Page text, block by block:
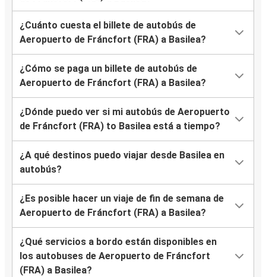
¿Cuánto cuesta el billete de autobús de
Aeropuerto de Fráncfort (FRA) a Basilea?
¿Cómo se paga un billete de autobús de
Aeropuerto de Fráncfort (FRA) a Basilea?
¿Dónde puedo ver si mi autobús de Aeropuerto
de Fráncfort (FRA) to Basilea está a tiempo?
¿A qué destinos puedo viajar desde Basilea en
autobús?
¿Es posible hacer un viaje de fin de semana de
Aeropuerto de Fráncfort (FRA) a Basilea?
¿Qué servicios a bordo están disponibles en
los autobuses de Aeropuerto de Fráncfort
(FRA) a Basilea?